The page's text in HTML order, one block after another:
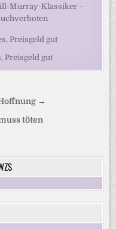
Murray-Klassiker –
Preisgeld gut
→
töten